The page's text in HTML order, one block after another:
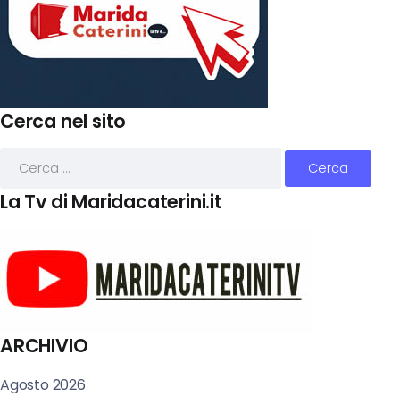
Cerca nel sito
La Tv di Maridacaterini.it
ARCHIVIO
Agosto 2026